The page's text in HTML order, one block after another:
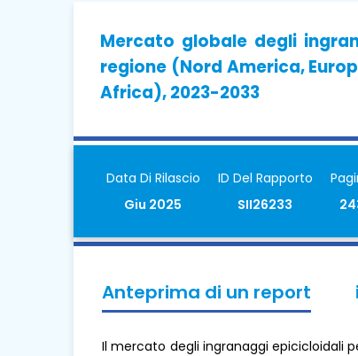
Mercato globale degli
regione (Nord America,
Africa), 2023-2033
Data Di Rilascio
Giu 2025
ID Del Rapporto
SII26233
Anteprima di un report
Il mercato degli ingranaggi epicicloidali